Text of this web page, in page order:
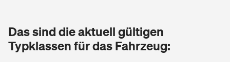
Tools
Glasversicherung
Kinderunfall­ver­si­che­rung
Dread-Disease-Versicherung
Das sind die aktuell gültigen
Typklassen für das Fahrzeug: